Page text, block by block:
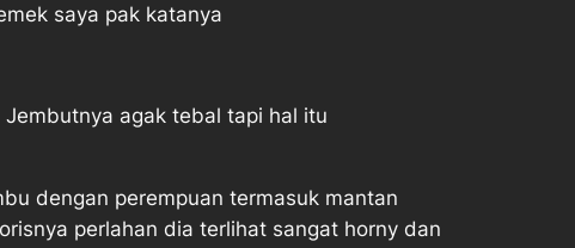
saya pak katanya
agak tebal tapi hal itu
dengan perempuan termasuk mantan
perlahan dia terlihat sangat horny dan